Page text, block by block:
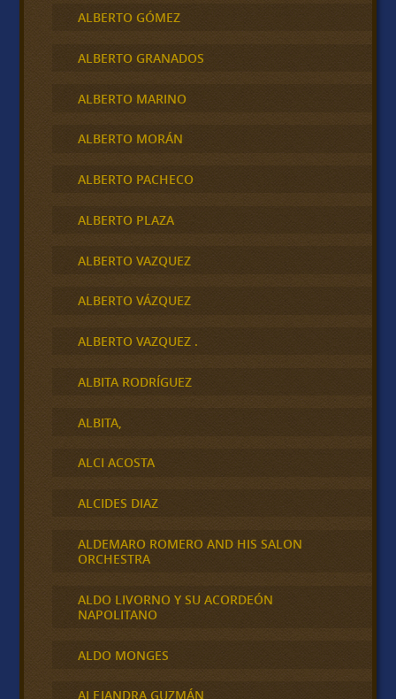
ALBERTO GÓMEZ
ALBERTO GRANADOS
ALBERTO MARINO
ALBERTO MORÁN
ALBERTO PACHECO
ALBERTO PLAZA
ALBERTO VAZQUEZ
ALBERTO VÁZQUEZ
ALBERTO VAZQUEZ .
ALBITA RODRÍGUEZ
ALBITA,
ALCI ACOSTA
ALCIDES DIAZ
ALDEMARO ROMERO AND HIS SALON
ORCHESTRA
ALDO LIVORNO Y SU ACORDEÓN
NAPOLITANO
ALDO MONGES
ALEJANDRA GUZMÁN